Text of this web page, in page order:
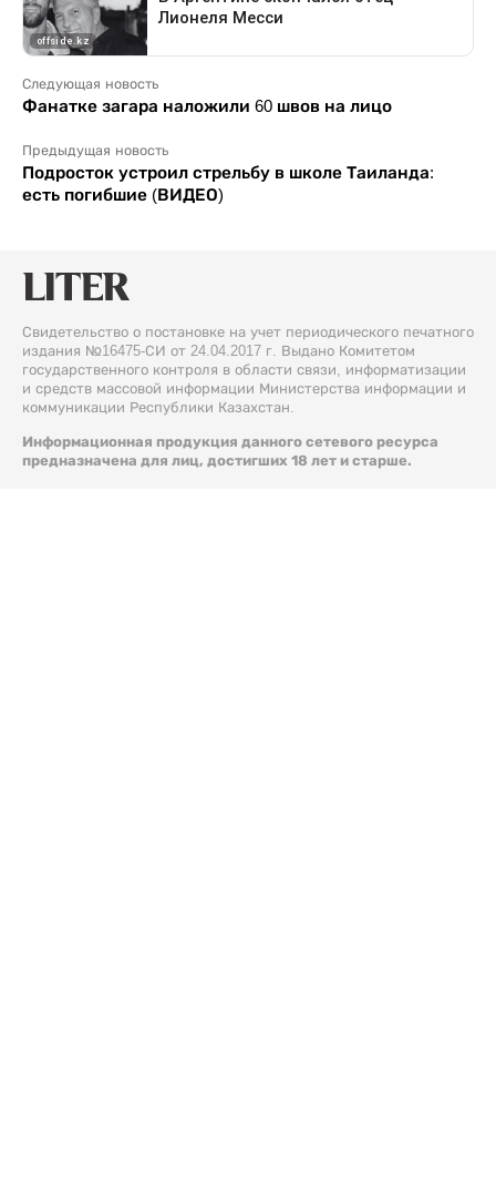
Следующая новость
Фанатке загара наложили 60 швов на лицо
Предыдущая новость
Подросток устроил стрельбу в школе Таиланда:
есть погибшие (ВИДЕО)
Свидетельство о постановке на учет периодического печатного
издания №16475-СИ от 24.04.2017 г. Выдано Комитетом
государственного контроля в области связи, информатизации
и средств массовой информации Министерства информации и
коммуникации Республики Казахстан.
Информационная продукция данного сетевого ресурса
предназначена для лиц, достигших 18 лет и старше.